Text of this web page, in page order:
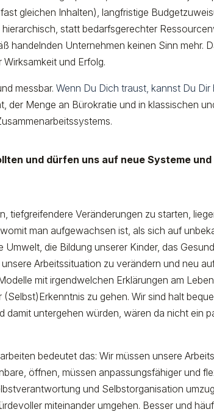
gleichen Inhalten), langfristige
statt bedarfsgerechter
handelnden Unternehmen keinen Sinn mehr.
und Erfolg.
messbar.Wenn Du Dich traust, kannst Du
der Menge an Bürokratie und in klassischen
und dürfen uns auf neue Systeme
tiefgreifendere Veränderungen zu starten,
man aufgewachsen ist, als sich auf
Umwelt, die Bildung unserer Kinder, das
Arbeitssituation zu verändern und neu
mit irgendwelchen Erklärungen am
zu gehen. Wir sind halt
damit untergehen würden, wären da nicht ein
bedeutet das: Wir müssen unsere
öffnen, müssen anpassungsfähiger und
und Selbstorganisation
miteinander umgehen. Besser und